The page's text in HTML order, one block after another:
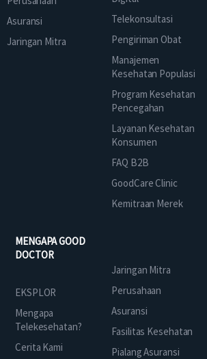
Asuransi
Jaringan Mitra
Telekonsultasi
Pengiriman Obat
Manajemen
Kesehatan Populasi
Program Kesehatan
Pencegahan
Layanan Kesehatan
Konsumen
FAQ B2B
GoodCare Clinic
Kemitraan Merek
MENGAPA GOOD
DOCTOR
EKSPLOR
Mengapa
Telekesehatan?
Cerita Kami
Jaringan Mitra
Perusahaan
Asuransi
Fasilitas Kesehatan
Pialang Asuransi